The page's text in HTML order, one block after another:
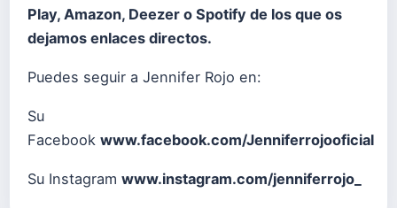
Play, Amazon, Deezer o Spotify de los que os
dejamos enlaces directos.
Puedes seguir a Jennifer Rojo en:
Su
Facebook www.facebook.com/Jenniferrojooficial
Su Instagram www.instagram.com/jenniferrojo_